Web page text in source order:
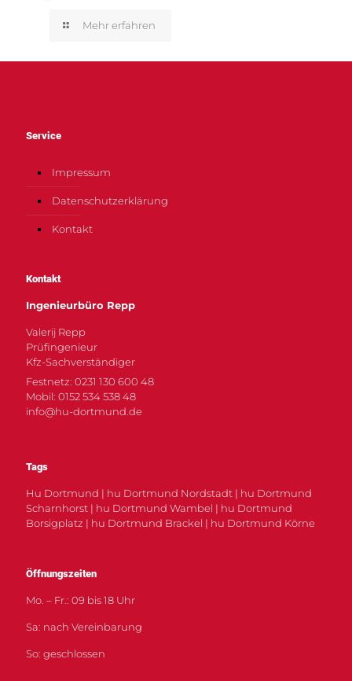
Mehr erfahren
Service
Impressum
Datenschutzerklärung
Kontakt
Kontakt
Ingenieurbüro Repp
Valerij Repp
Prüfingenieur
Kfz-Sachverständiger
Festnetz: 0231 130 600 48
Mobil: 0152 534 538 48
info@hu-dortmund.de
Tags
Hu Dortmund | hu Dortmund Nordstadt | hu Dortmund
Scharnhorst | hu Dortmund Wambel | hu Dortmund
Borsigplatz | hu Dortmund Brackel | hu Dortmund Körne
Öffnungszeiten
Mo. – Fr.: 09 bis 18 Uhr
Sa: nach Vereinbarung
So: geschlossen